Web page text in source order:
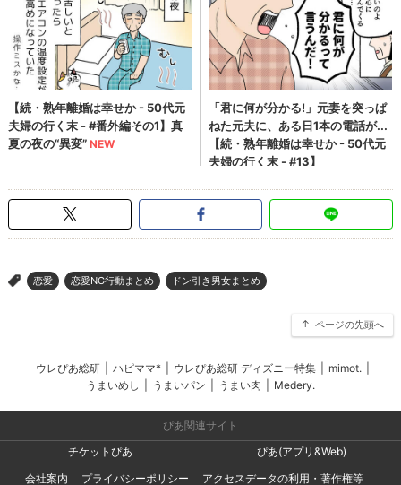
> 恋愛 恋愛NG行動まとめ ドン引き男女まとめ
ページの先頭へ
ウレぴあ総研 ハピママ* ウレぴあ総研 ディズニー特集 mimot.
うまいめし
うまいパン うまい肉 Medery.
ぴあ関連サイト
チケットぴあ
ぴあ(アプリ&Web)
会社案内
プライバシーポリシー アクセスデータの利用・著作権等